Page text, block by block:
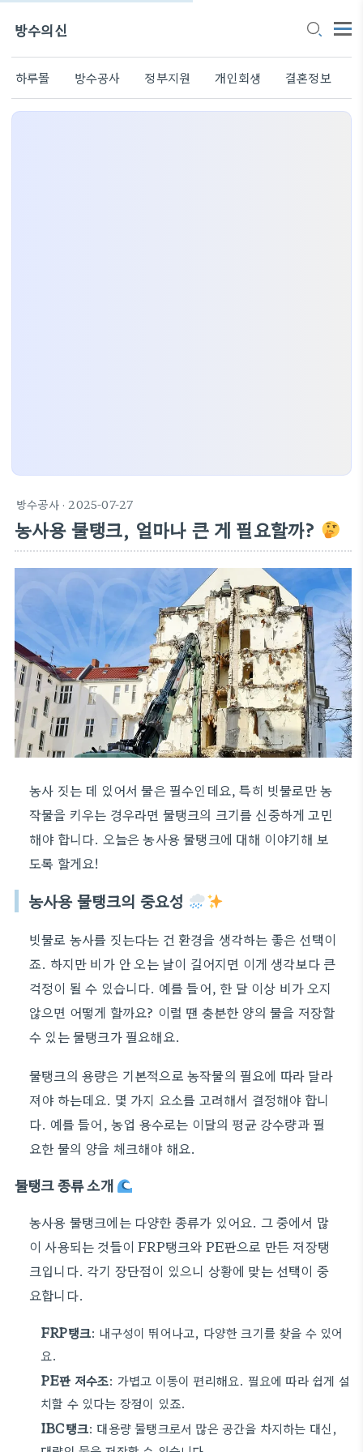
방수의신
하루몰 방수공사 정부지원 개인회생 결혼정보
방수공사· 2025-07-27
농사용 물탱크, 얼마나 큰 게 필요할까?
농사 짓는 데 있어서 물은 필수인데요, 특히 빗물로만 농
작물을 키우는 경우라면 물탱크의 크기를 신중하게 고민
해야 합니다. 오늘은 농사용 물탱크에 대해 이야기해 보
도록 할게요!
농사용 물탱크의 중요성
빗물로 농사를 짓는다는 건 환경을 생각하는 좋은 선택이
죠. 하지만 비가 안 오는 날이 길어지면 이게 생각보다 큰
걱정이 될 수 있습니다. 예를 들어, 한 달 이상 비가 오지
않으면 어떻게 할까요? 이럴 땐 충분한 양의 물을 저장할
수 있는 물탱크가 필요해요.
물탱크의 용량은 기본적으로 농작물의 필요에 따라 달라
져야 하는데요. 몇 가지 요소를 고려해서 결정해야 합니
다. 예를 들어, 농업 용수로는 이달의 평균 강수량과 필
요한 물의 양을 체크해야 해요.
물탱크 종류 소개
농사용 물탱크에는 다양한 종류가 있어요. 그 중에서 많
이 사용되는 것들이 FRP탱크와 PE판으로 만든 저장탱
크입니다. 각기 장단점이 있으니 상황에 맞는 선택이 중
요합니다.
FRP탱크: 내구성이 뛰어나고, 다양한 크기를 찾을 수 있어
요.
PE판 저수조: 가볍고 이동이 편리해요. 필요에 따라 쉽게 설
치할 수 있다는 장점이 있죠.
IBC탱크: 대용량 물탱크로서 많은 공간을 차지하는 대신,